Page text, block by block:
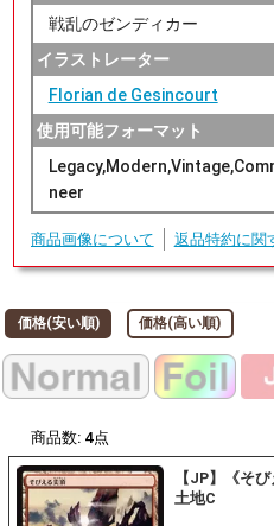
戦乱のゼンディカー
イラストレーター
Florian de Gesincourt
使用可能フォーマット
neer
商品画像について 返品特約に関
価格(安い順) 価格(高い順)
商品数: 4点
【JP】《そ
土地C